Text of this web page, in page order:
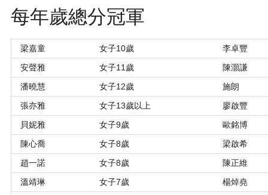
每年歲總分冠軍
梁嘉童 女子10歲
李卓豐
安聲雅
女子11歲
陳灝謙
潘曉慧
女子12歲
施朗
張亦雅
女子13歲以上
廖啟豐
貝妮雅
女子9歲
歐銘博
陳心喬
女子8歲
梁啟希
趙一諾
女子8歲
陳正維
溫靖琳
女子7歲
楊焯堯